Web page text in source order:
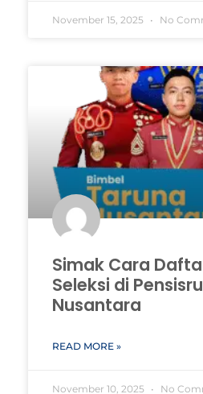
November 15, 2025 No
Simak Cara
Seleksi di
Nusantara
READ MORE »
November 10, 2025 No